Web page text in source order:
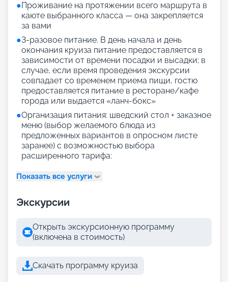
●Проживание на протяжении всего маршрута в
каюте выбранного класса — она закрепляется
за вами
●3-разовое питание. В день начала и день
окончания круиза питание предоставляется в
зависимости от времени посадки и высадки; в
случае, если время проведения экскурсии
совпадает со временем приема пищи, гостю
предоставляется питание в ресторане/кафе
города или выдается «ланч-бокс»
●Организация питания: шведский стол + заказное
меню (выбор желаемого блюда из
предложенных вариантов в опросном листе
заранее) с возможностью выбора
расширенного тарифа:
Показать все услуги
Экскурсии
Открыть экскурсионную программу
(включена в стоимость)
Скачать программу круиза